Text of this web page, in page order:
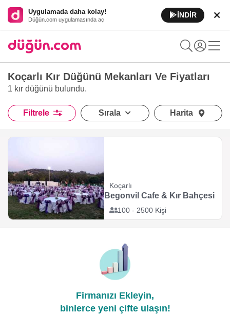
Uygulamada daha kolay!
Düğün.com uygulamasında aç
İNDİR
Koçarlı Kır Düğünü Mekanları Ve Fiyatları
1 kır düğünü bulundu.
Filtrele Sırala Harita
Koçarlı
100 - 2500 Kişi
Begonvil Cafe & Kır Bahçesi
Firmanızı Ekleyin,
binlerce yeni çifte ulaşın!